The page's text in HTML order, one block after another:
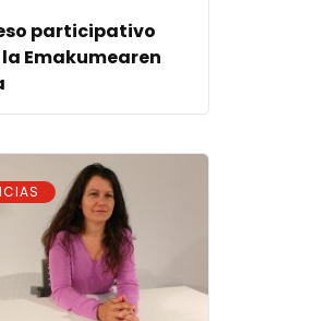
participativo
Emakumearen